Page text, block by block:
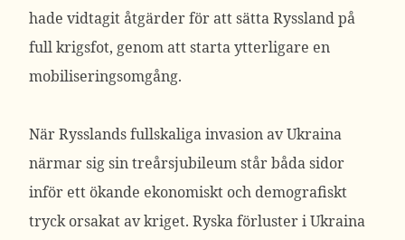
hade vidtagit åtgärder för att sätta Ryssland på
full krigsfot, genom att starta ytterligare en
mobiliseringsomgång.
När Rysslands fullskaliga invasion av Ukraina
närmar sig sin treårsjubileum står båda sidor
inför ett ökande ekonomiskt och demografiskt
tryck orsakat av kriget. Ryska förluster i Ukraina